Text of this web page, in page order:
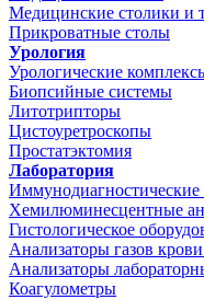
Медицинские столики и
Прикроватные столы
Урология
Урологические
Биопсийные системы
Литотрипторы
Цистоуретроскопы
Простатэктомия
Лаборатория
Иммунодиагностические
Хемилюминесцентные
Гистологическое
Анализаторы газов
Анализаторы
Коагулометры